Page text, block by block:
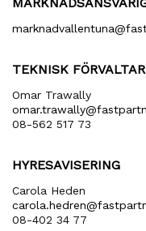
TEKNISK
Omar Trawally
08-562 517 73
HYRESAVISERING
Carola Heden
08-402 34 77